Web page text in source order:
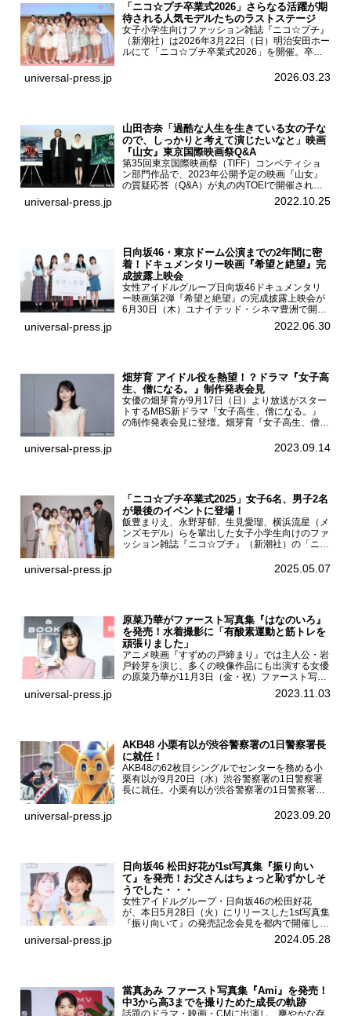
「ニコ☆プチ卒業式2026」さらなる活躍が期
待される人気モデルたちのラストステージ
女子小学生向けファッション雑誌『ニコ☆プチ』
（新潮社）は2026年3月22日（日）明治安田ホー
ルにて「ニコ☆プチ卒業式2026」を開催。卒業
ん、末永ひなた、高梨琴乃、土井ありさ、藤田蒼
universal-press.jp 2026.03.23
山田杏奈「過酷な人生を生きている女の子な
ので、しっかりと考えて演じたいなと」映画
『山女』東京国際映画祭Q&A
第35回東京国際映画祭（TIFF）コンペティショ
ン部門作品で、2023年公開予定の映画『山女』
の質疑応答（Q&A）が丸の内TOEIで開催され、
主演を務めた女優の山田杏奈、監督の福永壮志が
登壇。本作について語った。映画『山女』第35
universal-press.jp 2022.10.25
日向坂46・東京ドーム公演までの2年間に密
着！ドキュメンタリー映画『希望と絶望』完
成披露上映会
女性アイドルグループ日向坂46ドキュメンタリ
ー映画第2弾『希望と絶望』の完成披露上映会が
6月30日（木）ユナイテッド・シネマ豊洲で開催
され、日向坂46メンバーの加藤史帆、齊藤京
子、佐々木久美、富田鈴花、松田好花の5人が登
universal-press.jp 2022.06.30
畑芽育 アイドル役を熱望！？ドラマ『女子高
生、僧になる。』制作発表会見
女優の畑芽育が9月17日（日）より放送がスター
トするMBS新ドラマ『女子高生、僧になる。』
の制作発表会見に登壇。畑芽育『女子高生、僧に
ーについて「下白石麦は頭にビックリマークと、
universal-press.jp 2023.09.14
「ニコ☆プチ卒業式2025」女子6名、男子2名
が最後のイベントに登場！
飯豊まりえ、永野芽郁、生見愛瑠、横浜流星（メ
ンズモデル）らを輩出した女子小学生向けのファ
ッション雑誌『ニコ☆プチ』（新潮社）の「ニコ
モード学園コクーンタワーで開催され、卒業モデ
universal-press.jp 2025.05.07
原菜乃華がファースト写真集『はなのいろ』
を発売！水着撮影に「有酸素運動と筋トレを
頑張りました」
アニメ映画『すずめの戸締まり』では主人公・岩
戸鈴芽を演じ、多くの映像作品にも出演する女優
の原菜乃華が11月3日（金・祝）ファースト写真
集『はなのいろ』発売記念イベントを
HMV&BOOKS SHIBUYAで開催した。原菜乃華フ
universal-press.jp 2023.11.03
AKB48 小栗有以が渋谷警察署の1日警察署長
に就任！
AKB48の62枚目シングルでセンターを務める小
栗有以が9月20日（水）渋谷警察署の1日警察署
長に就任。小栗有以が渋谷警察署の1日警察署長
での10日間実施される令和5年 秋の全国交通安全
universal-press.jp 2023.09.20
日向坂46 松田好花が1st写真集『振り向い
て』を発売！お父さんはちょっと恥ずかしそ
うでした・・・
女性アイドルグループ・日向坂46の松田好花
が、本日5月28日（火）にリリースした1st写真集
『振り向いて』の発売記念会見を都内で開催し
た。日向坂46 松田好花1st写真集『振り向いて』
発売記念会見写真集では日向坂46の松田好花を
universal-press.jp 2024.05.28
當真あみ ファースト写真集『Ami』を発売！
中3から高3までを撮りためた成長の軌跡